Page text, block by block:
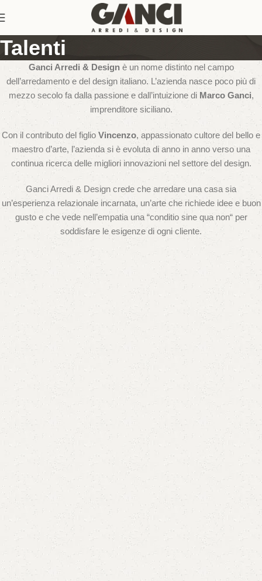
Talenti
Ganci Arredi & Designè un nome distinto nel campo
dell’arredamento e del design italiano. L’azienda nasce poco più di
mezzo secolo fa dalla passione e dall’intuizione di Marco Ganci,
imprenditore siciliano.
Con il contributo del figlio Vincenzo, appassionato cultore del bello e
maestro d’arte, l’azienda si è evoluta di anno in anno verso una
continua ricerca delle migliori innovazioni nel settore del design.
Ganci Arredi & Design crede che arredare una casa sia
un’esperienza relazionale incarnata, un’arte che richiede idee e buon
gusto e che vede nell’empatia una “conditio sine qua non“ per
soddisfare le esigenze di ogni cliente.